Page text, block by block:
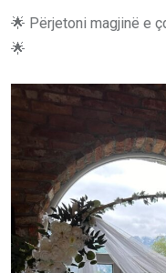
🌟 Përjetoni magjinë e
🌟